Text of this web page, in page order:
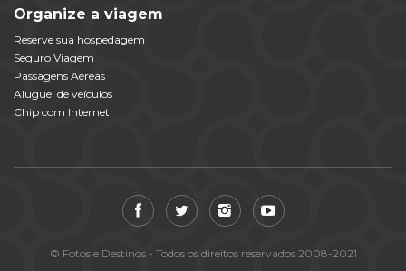
Organize a viagem
Reserve sua hospedagem
Seguro Viagem
Passagens Aéreas
Aluguel de veículos
Chip com Internet
© Fotos e Destinos - Todos os direitos reservados 2008-2021